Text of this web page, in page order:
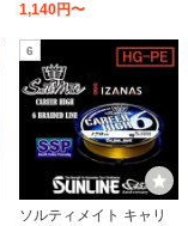
1,140円〜
6
ソルティメイト キャリ